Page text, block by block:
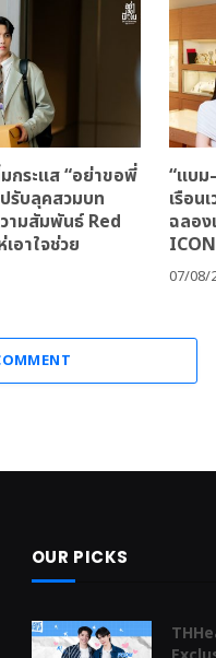
กระแส “อย่าขอพี่
รับลุคสวมบท
ามสัมพันธ์ Red
อาใจช่วย
“แบม
เรือน
ฉลอ
07/08/
OUR PICKS